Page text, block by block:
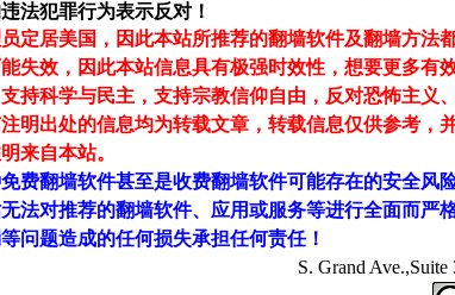
法犯罪行为表示反对！
员定居美国，因此本站所推荐的翻墙软件及翻墙方
失效，因此本站信息具有极强时效性，想要更多有
持科学与民主，支持宗教信仰自由，反对恐怖主
明出处的信息均为转载文章，转载信息仅供参考
来自本站。
费翻墙软件甚至是收费翻墙软件可能存在的安全
法对推荐的翻墙软件、应用或服务等进行全面而
问题造成的任何损失承担任何责任！
S. Grand